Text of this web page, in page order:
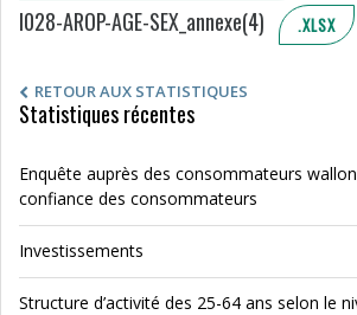
I028-AROP-AGE-SEX_annexe(4) .XLSX
RETOUR AUX STATISTIQUES
Statistiques récentes
Enquête auprès des consommateurs
confiance des consommateurs
Investissements
Structure d’activité des 25-64 ans selon le